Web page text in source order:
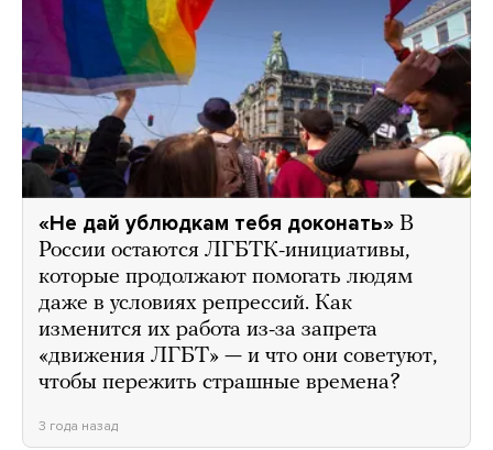
«Не дай ублюдкам тебя доконать» В
России остаются ЛГБТК-инициативы,
которые продолжают помогать людям
даже в условиях репрессий. Как
изменится их работа из-за запрета
«движения ЛГБТ» — и что они советуют,
чтобы пережить страшные времена?
3 года назад